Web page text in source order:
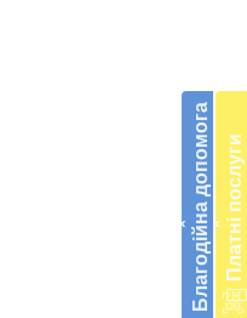
‹ Благодійна допомога ‹ Платні послуги